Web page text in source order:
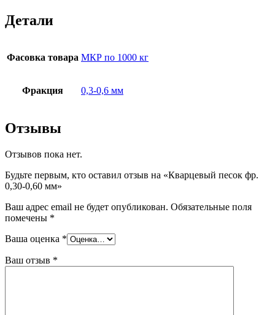
Детали
Фасовка товара МКР по 1000 кг
Фракция 0,3-0,6 мм
Отзывы
Отзывов пока нет.
Будьте первым, кто оставил отзыв на «Кварцевый песок фр.
0,30-0,60 мм»
Ваш адрес email не будет опубликован. Обязательные поля
помечены *
Ваша оценка *
Ваш отзыв *